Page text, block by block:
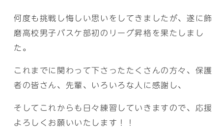
何度も挑戦し悔しい思いをしてきましたが、遂に飾
磨高校男子バスケ部初のリーグ昇格を果たしまし
た。
これまでに関わって下さったたくさんの方々、保護
者の皆さん、先輩、いろいろな人に感謝し、
そしてこれからも日々練習していきますので、応援
よろしくお願いいたします！！